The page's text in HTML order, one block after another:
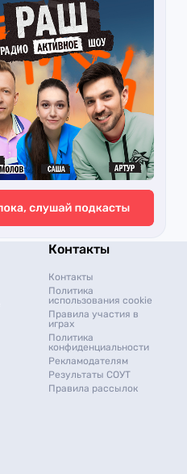
Контакты
Контакты
Политика
использования cookie
Правила участия в
играх
Политика
конфиденциальности
Рекламодателям
Результаты СОУТ
Правила рассылок